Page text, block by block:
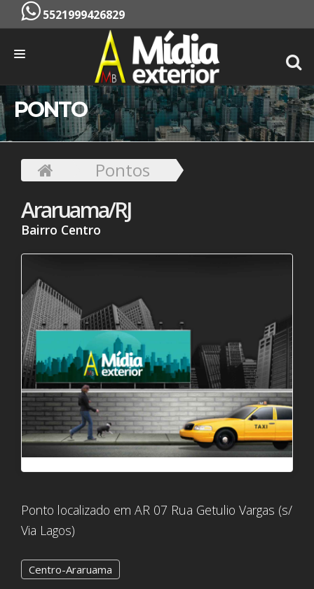
5521999426829
INÍCIO
EMPRESA
PONTOS
CONTATO
PONTO
Pontos
Araruama/RJ
Bairro Centro
Ponto localizado em AR 07 Rua Getulio Vargas (s/
Via Lagos)
Centro-Araruama